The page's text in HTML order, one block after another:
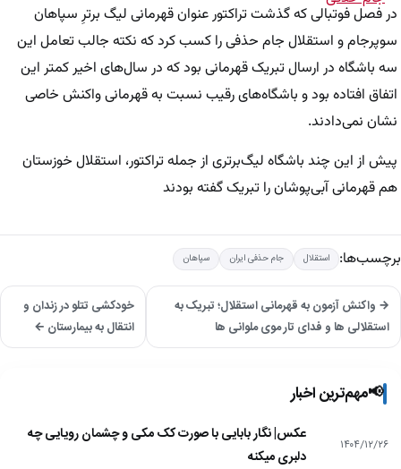
در فصل فوتبالی که گذشت تراکتور عنوان قهرمانی لیگ برترِ سپاهان
سوپرجام و استقلال جام حذفی را کسب کرد که نکته جالب تعامل این
سه باشگاه در ارسال تبریک قهرمانی بود که در سال‌های اخیر کمتر این
اتفاق افتاده بود و باشگاه‌های رقیب نسبت به قهرمانی واکنش خاصی
نشان نمی‌دادند.
پیش از این چند باشگاه لیگ‌برتری از جمله تراکتور، استقلال خوزستان
هم قهرمانی آبی‌پوشان را تبریک گفته بودند
برچسب‌ها: استقلال جام حذفی ایران سپاهان
→ واکنش آزمون به قهرمانی استقلال؛ تبریک به
استقلالی ها و فدای تار موی ملوانی ها
خودکشی تتلو در زندان و
انتقال به بیمارستان ←
📢مهم‌ترین اخبار
۱۴۰۴/۱۲/۲۶
عکس| نگار بابایی با صورت کک مکی و چشمان رویایی چه
دلبری میکنه